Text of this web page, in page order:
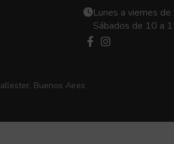
Lunes a viernes
Sábados de 10 a
Buenos Aires